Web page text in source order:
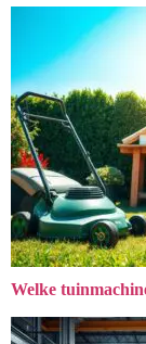
Welke